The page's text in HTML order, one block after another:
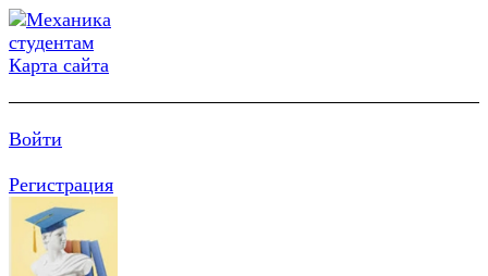
Карта сайта
Войти
Регистрация